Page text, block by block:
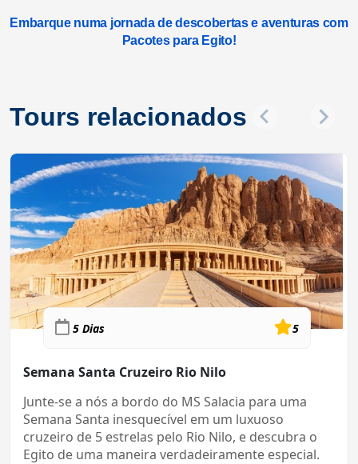
Embarque numa jornada de descobertas e aventuras com
Pacotes para Egito!
Tours relacionados
5 Dias 5
Semana Santa Cruzeiro Rio Nilo
Junte-se a nós a bordo do MS Salacia para uma
Semana Santa inesquecível em um luxuoso
cruzeiro de 5 estrelas pelo Rio Nilo, e descubra o
Egito de uma maneira verdadeiramente especial.